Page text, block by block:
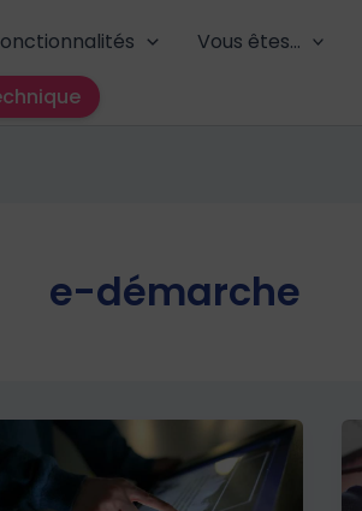
Vous êtes…
e-démarche